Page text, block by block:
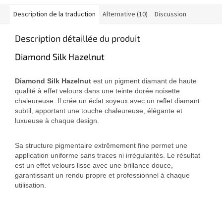
Description de la traduction Alternative (10) Discussion
Description détaillée du produit
Diamond Silk Hazelnut
Diamond Silk Hazelnut est un pigment diamant de haute
qualité à effet velours dans une teinte dorée noisette
chaleureuse. Il crée un éclat soyeux avec un reflet diamant
subtil, apportant une touche chaleureuse, élégante et
luxueuse à chaque design.
Sa structure pigmentaire extrêmement fine permet une
application uniforme sans traces ni irrégularités. Le résultat
est un effet velours lisse avec une brillance douce,
garantissant un rendu propre et professionnel à chaque
utilisation.